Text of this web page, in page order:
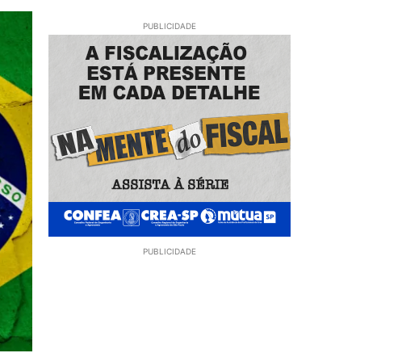
PUBLICIDADE
PUBLICIDADE